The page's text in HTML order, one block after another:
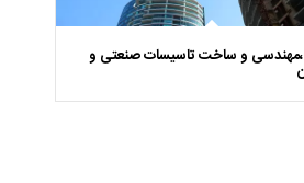
و ساخت تاسیسات صنعتی و